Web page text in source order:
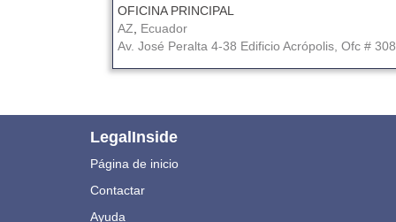
OFICINA PRINCIPAL
AZ
Ecuador
Av. José Peralta 4-38 Edificio Acrópolis, Ofc # 308,
LegalInside
Página de inicio
Contactar
Ayuda